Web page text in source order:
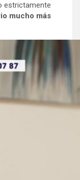
estrictamente
mucho más